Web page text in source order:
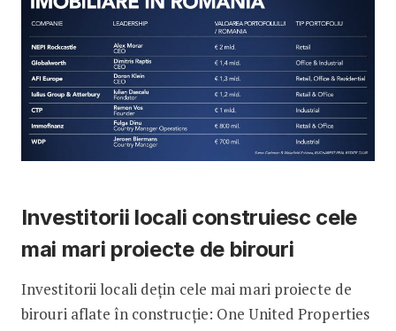
Investitorii locali construiesc cele
mai mari proiecte de birouri
Investitorii locali dețin cele mai mari proiecte de
birouri aflate în construcție: One United Properties